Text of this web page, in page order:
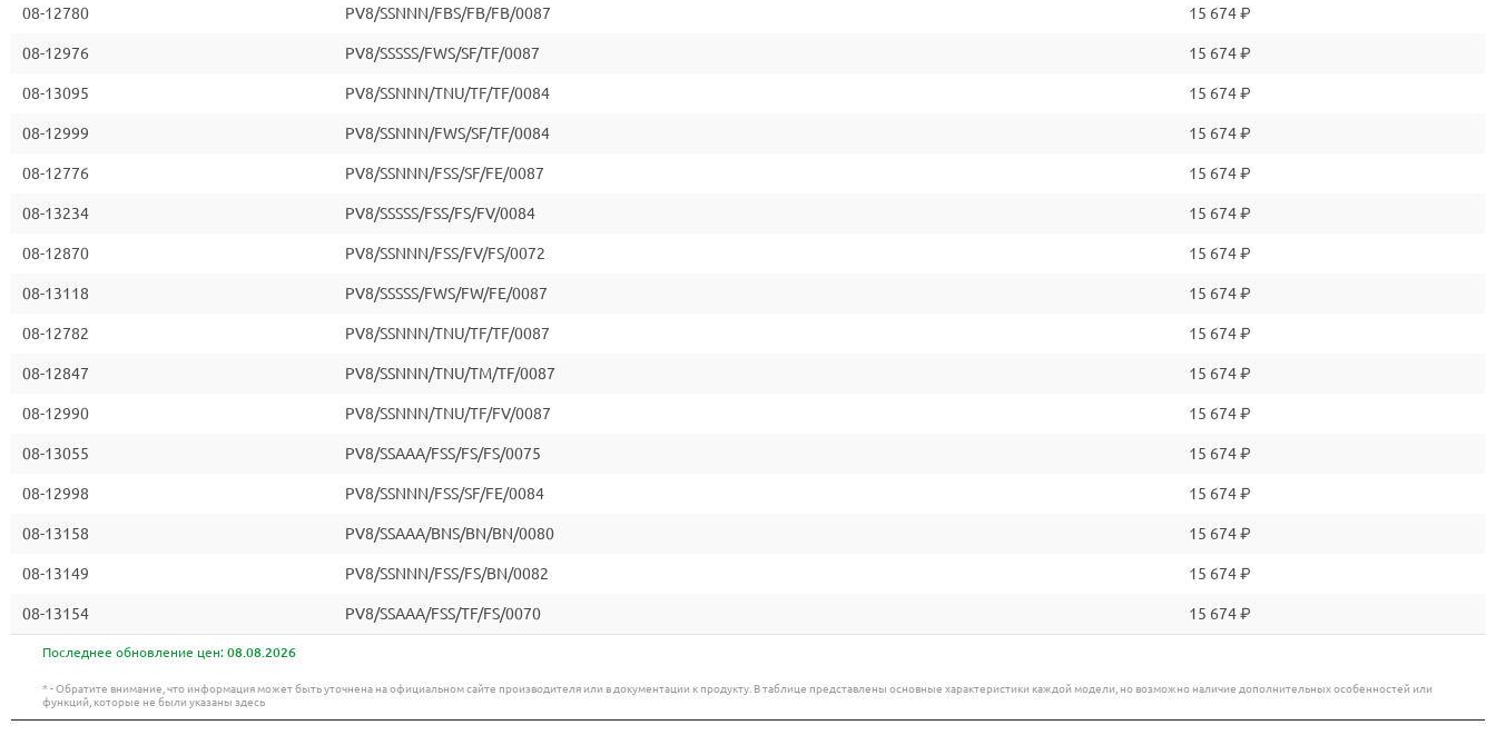
08-12780 PV8/SSNNN/FBS/FB/FB/0087 15 674 ₽
08-12976 PV8/SSSSS/FWS/SF/TF/0087 15 674 ₽
08-13095 PV8/SSNNN/TNU/TF/TF/0084 15 674 ₽
08-12999 PV8/SSNNN/FWS/SF/TF/0084 15 674 ₽
08-12776 PV8/SSNNN/FSS/SF/FE/0087 15 674 ₽
08-13234 PV8/SSSSS/FSS/FS/FV/0084 15 674 ₽
08-12870 PV8/SSNNN/FSS/FV/FS/0072 15 674 ₽
08-13118 PV8/SSSSS/FWS/FW/FE/0087 15 674 ₽
08-12782 PV8/SSNNN/TNU/TF/TF/0087 15 674 ₽
08-12847 PV8/SSNNN/TNU/TM/TF/0087 15 674 ₽
08-12990 PV8/SSNNN/TNU/TF/FV/0087 15 674 ₽
08-13055 PV8/SSAAA/FSS/FS/FS/0075 15 674 ₽
08-12998 PV8/SSNNN/FSS/SF/FE/0084 15 674 ₽
08-13158 PV8/SSAAA/BNS/BN/BN/0080 15 674 ₽
08-13149 PV8/SSNNN/FSS/FS/BN/0082 15 674 ₽
08-13154 PV8/SSAAA/FSS/TF/FS/0070 15 674 ₽
Последнее обновление цен: 08.08.2026
* - Обратите внимание, что информация может быть уточнена на официальном сайте производителя или в документации к продукту. В таблице представлены основные характеристики каждой модели, но возможно наличие дополнительных особенностей или
функций, которые не были указаны здесь